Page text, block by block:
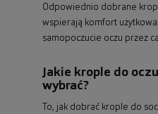
Odpowiednio dobrane
wspierają komfort
samopoczucie oczu przez
Jakie krople do
wybrać?
To, jak dobrać krople do